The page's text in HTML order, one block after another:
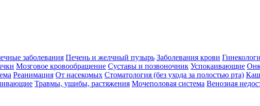
заболевания Печень и желчный пузырь Заболевания крови
Мозговое кровообращение Суставы и позвоночник Успокаивающие
Реанимация От насекомых Стоматология (без ухода за полостью рта)
Травмы, ушибы, растяжения Мочеполовая система Венозная